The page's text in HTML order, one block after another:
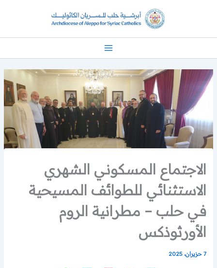
الاجتماع المسكوني الشهري
الاستثنائي للطوائف المسيحية
في حلب – مطرانية الروم
الأورثوذكس
7 حزيران، 2025